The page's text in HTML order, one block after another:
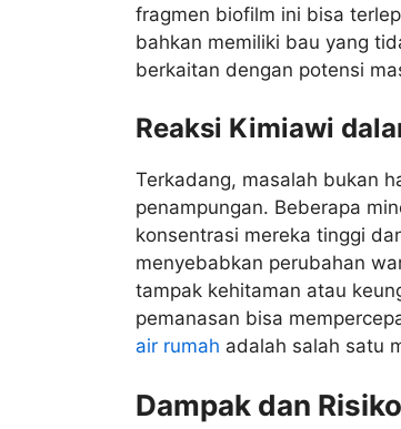
fragmen biofilm ini bisa
bahkan memiliki bau yang
berkaitan dengan potensi
Reaksi Kimiawi
Terkadang, masalah bukan
penampungan. Beberapa
konsentrasi mereka tinggi
menyebabkan perubahan
tampak kehitaman atau
pemanasan bisa
air rumah adalah salah satu
Dampak dan